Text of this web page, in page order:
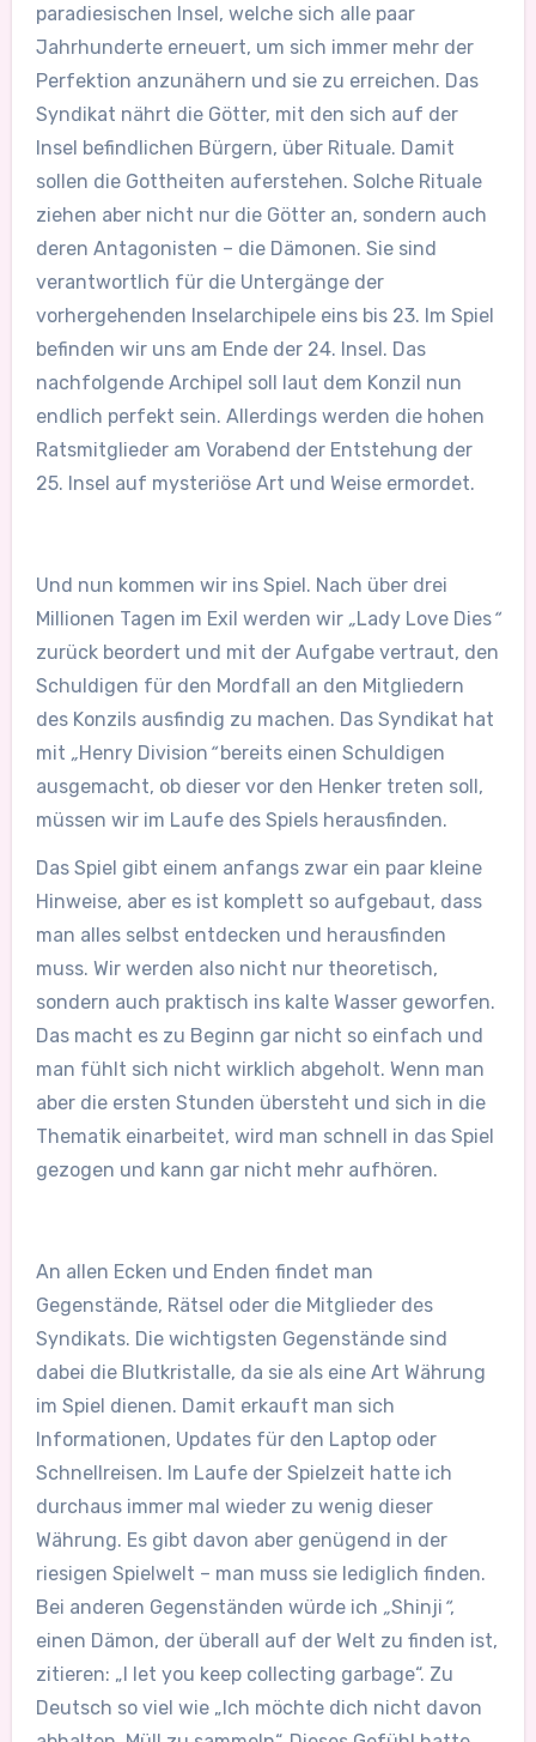
paradiesischen Insel, welche sich alle paar
Jahrhunderte erneuert, um sich immer mehr der
Perfektion anzunähern und sie zu erreichen. Das
Syndikat nährt die Götter, mit den sich auf der
Insel befindlichen Bürgern, über Rituale. Damit
sollen die Gottheiten auferstehen. Solche Rituale
ziehen aber nicht nur die Götter an, sondern auch
deren Antagonisten – die Dämonen. Sie sind
verantwortlich für die Untergänge der
vorhergehenden Inselarchipele eins bis 23. Im Spiel
befinden wir uns am Ende der 24. Insel. Das
nachfolgende Archipel soll laut dem Konzil nun
endlich perfekt sein. Allerdings werden die hohen
Ratsmitglieder am Vorabend der Entstehung der
25. Insel auf mysteriöse Art und Weise ermordet.
Und nun kommen wir ins Spiel. Nach über drei
Millionen Tagen im Exil werden wir „Lady Love Dies“
zurück beordert und mit der Aufgabe vertraut, den
Schuldigen für den Mordfall an den Mitgliedern
des Konzils ausfindig zu machen. Das Syndikat hat
mit „Henry Division “bereits einen Schuldigen
ausgemacht, ob dieser vor den Henker treten soll,
müssen wir im Laufe des Spiels herausfinden.
Das Spiel gibt einem anfangs zwar ein paar kleine
Hinweise, aber es ist komplett so aufgebaut, dass
man alles selbst entdecken und herausfinden
muss. Wir werden also nicht nur theoretisch,
sondern auch praktisch ins kalte Wasser geworfen.
Das macht es zu Beginn gar nicht so einfach und
man fühlt sich nicht wirklich abgeholt. Wenn man
aber die ersten Stunden übersteht und sich in die
Thematik einarbeitet, wird man schnell in das Spiel
gezogen und kann gar nicht mehr aufhören.
An allen Ecken und Enden findet man
Gegenstände, Rätsel oder die Mitglieder des
Syndikats. Die wichtigsten Gegenstände sind
dabei die Blutkristalle, da sie als eine Art Währung
im Spiel dienen. Damit erkauft man sich
Informationen, Updates für den Laptop oder
Schnellreisen. Im Laufe der Spielzeit hatte ich
durchaus immer mal wieder zu wenig dieser
Währung. Es gibt davon aber genügend in der
riesigen Spielwelt – man muss sie lediglich finden.
Bei anderen Gegenständen würde ich „Shinji “,
einen Dämon, der überall auf der Welt zu finden ist,
zitieren: „I let you keep collecting garbage“. Zu
Deutsch so viel wie „Ich möchte dich nicht davon